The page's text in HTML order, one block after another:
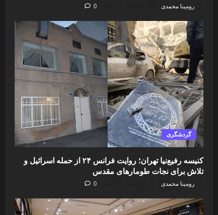
رومینا محمدی 0
گردشگری
کنیسه رفیع‌نیا تهران؛ روایت فرانس ۲۴ از حمله اسرائیل و
تلاش برای نجات طومارهای مقدس
رومینا محمدی 0